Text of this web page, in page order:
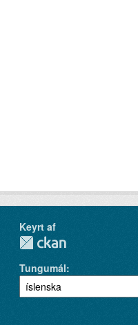
Keyrt af
Tungumál